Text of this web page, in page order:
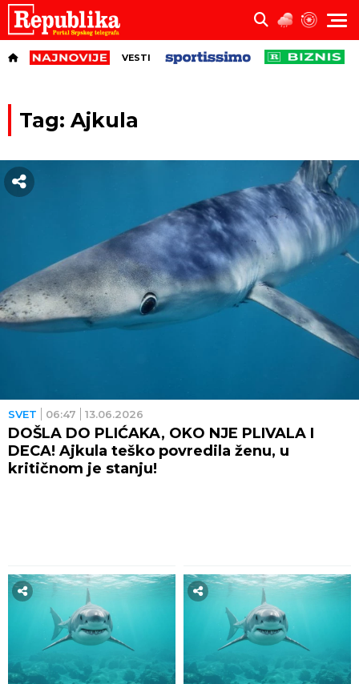
VESTI
Tag: Ajkula
SVET 06:47 13.06.2026
DOŠLA DO PLIĆAKA, OKO NJE PLIVALA I
DECA! Ajkula teško povredila ženu, u
kritičnom je stanju!